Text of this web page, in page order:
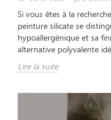
Si vous êtes à la
peinture silicate se
hypoallergénique et sa
alternative polyvalente
Lire la suite